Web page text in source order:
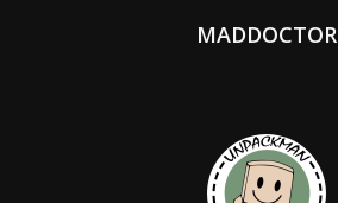
MADDOCTOR